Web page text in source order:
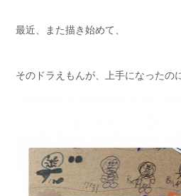
最近、また描き始めて、
そのドラえもんが、上手になったの